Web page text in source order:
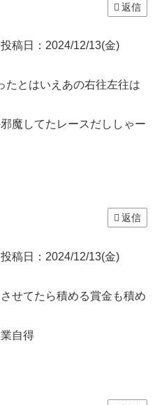
返信
投稿日：2024/12/13(金)
たとはいえあの右往左往は
魔してたレースだししゃー
返信
投稿日：2024/12/13(金)
せてたら積める賞金も積め
自得